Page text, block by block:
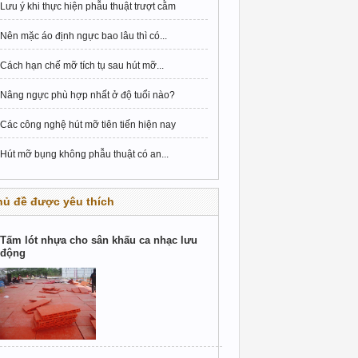
Lưu ý khi thực hiện phẫu thuật trượt cằm
Nên mặc áo định ngực bao lâu thì có...
Cách hạn chế mỡ tích tụ sau hút mỡ...
Nâng ngực phù hợp nhất ở độ tuổi nào?
Các công nghệ hút mỡ tiên tiến hiện nay
Hút mỡ bụng không phẫu thuật có an...
đề được yêu thích
Tấm lót nhựa cho sân khấu ca nhạc lưu
động